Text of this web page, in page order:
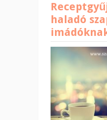
haladó